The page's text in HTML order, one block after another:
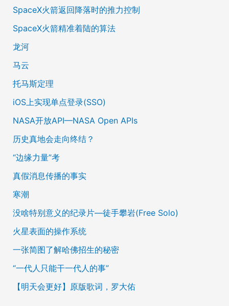
SpaceX火箭返回降落时的推力控制
SpaceX火箭精准着陆的算法
龙河
马云
托马斯定理
iOS上实现单点登录(SSO)
NASA开放API—NASA Open APIs
历史真地会走向终结？
“边缘力量”考
真假消息传播的事实
寒潮
没啥特别意义的纪录片—徒手攀岩(Free Solo)
火星表面的操作系统
一张简图了解哈佛招生的秘密
“一代人只能干一代人的事”
【明天会更好】原版歌词，罗大佑